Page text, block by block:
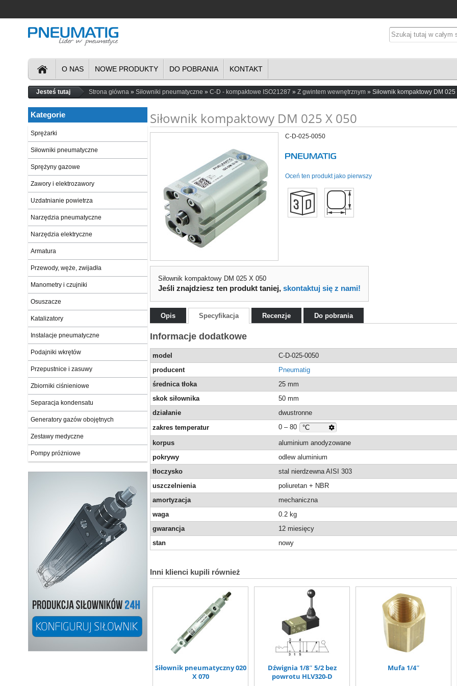
O NAS NOWE PRODUKTY DO POBRANIA KONTAKT
Jesteś tutaj Strona główna Siłowniki pneumatyczne C-D - kompaktowe ISO21287 Z gwintem wewnętrznym Siłownik kompaktowy DM 025
Siłownik kompaktowy DM 025 X 050
C-D-025-0050
Oceń ten produkt jako pierwszy
Siłownik kompaktowy DM 025 X 050
Jeśli znajdziesz ten produkt taniej,skontaktuj się z nami!
Opis Specyfikacja Recenzje Do pobrania
Informacje dodatkowe
model
C-D-025-0050
producent
Pneumatig
średnica tłoka
25 mm
skok siłownika
50 mm
działanie
dwustronne
zakres temperatur
0 – 80
korpus
aluminium anodyzowane
pokrywy
odlew aluminium
tłoczysko
stal nierdzewna AISI 303
uszczelnienia
poliuretan + NBR
amortyzacja
mechaniczna
waga
0.2 kg
gwarancja
12 miesięcy
stan
nowy
Inni klienci kupili również
Siłownik pneumatyczny 020
X 070
Dźwignia 1/8″ 5/2 bez
powrotu HLV320-D
Mufa 1/4″
Kategorie
Sprężarki
Siłowniki pneumatyczne
Sprężyny gazowe
Zawory i elektrozawory
Uzdatnianie powietrza
Narzędzia pneumatyczne
Narzędzia elektryczne
Armatura
Przewody, węże, zwijadła
Manometry i czujniki
Osuszacze
Katalizatory
Instalacje pneumatyczne
Podajniki wkrętów
Przepustnice i zasuwy
Zbiorniki ciśnieniowe
Separacja kondensatu
Generatory gazów obojętnych
Zestawy medyczne
Pompy próżniowe